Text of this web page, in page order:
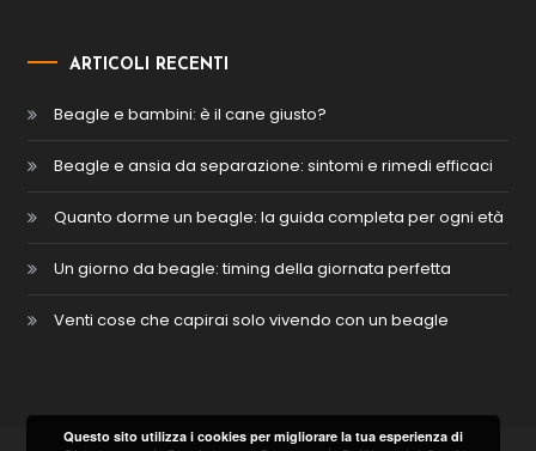
ARTICOLI RECENTI
Beagle e bambini: è il cane giusto?
Beagle e ansia da separazione: sintomi e rimedi efficaci
Quanto dorme un beagle: la guida completa per ogni età
Un giorno da beagle: timing della giornata perfetta
Venti cose che capirai solo vivendo con un beagle
Questo sito utilizza i cookies per migliorare la tua esperienza di